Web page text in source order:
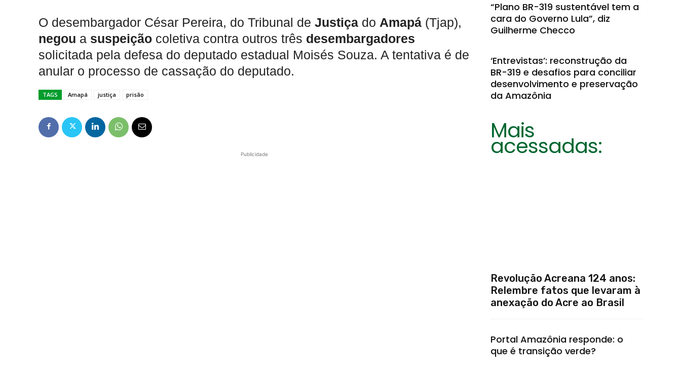
O desembargador César Pereira, do Tribunal de Justiça do Amapá (Tjap),
negou a suspeição coletiva contra outros três desembargadores
solicitada pela defesa do deputado estadual Moisés Souza. A tentativa é de
anular o processo de cassação do deputado.
TAGS Amapá justiça prisão
Publicidade
“Plano BR-319 sustentável tem a
cara do Governo Lula”, diz
Guilherme Checco
‘Entrevistas’: reconstrução da
BR-319 e desafios para conciliar
desenvolvimento e preservação
da Amazônia
Mais
acessadas:
Revolução Acreana 124 anos:
Relembre fatos que levaram à
anexação do Acre ao Brasil
Portal Amazônia responde: o
que é transição verde?